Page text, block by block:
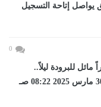
التنسيق يواصل إتاحة التسجيل
0
للبرودة ليلاً..
والعظمى فى القاهرة...اليوم الأحد، 30 مارس 2025 08:22 صـ